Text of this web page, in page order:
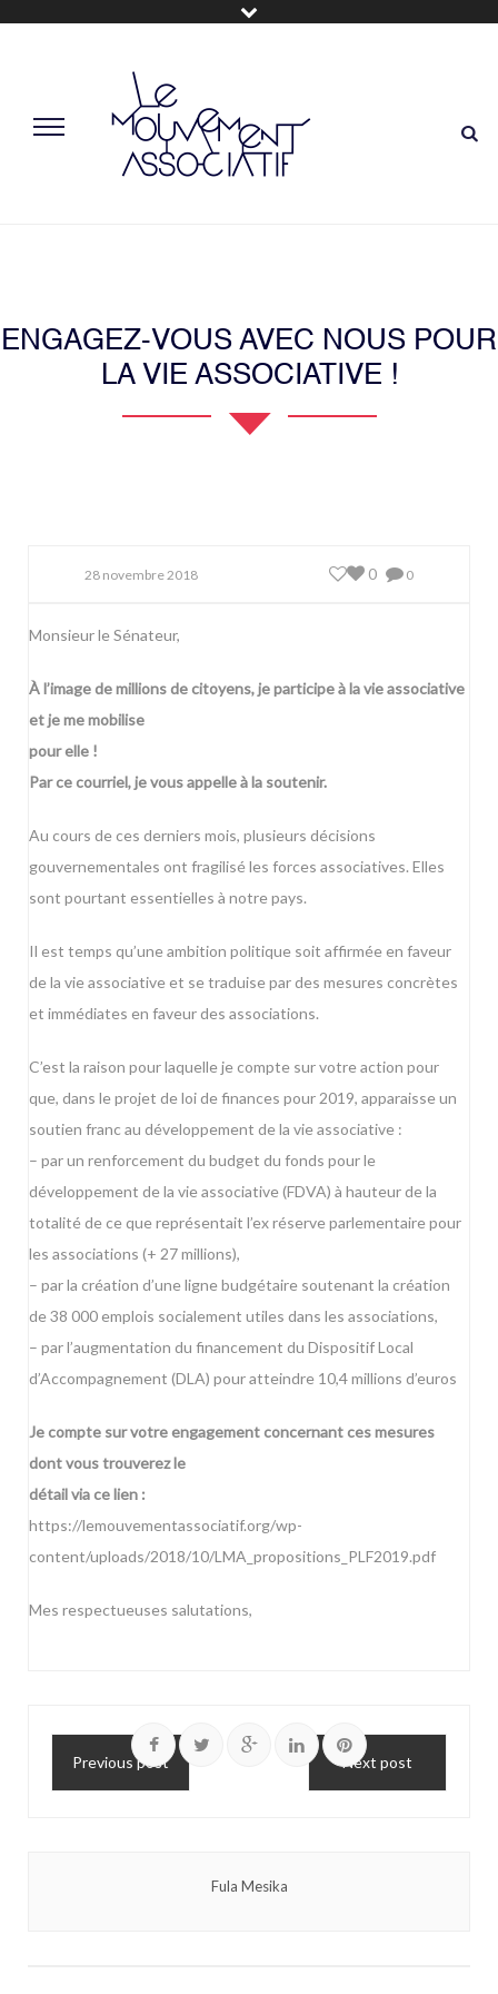
ENGAGEZ-VOUS AVEC NOUS POUR
LA VIE ASSOCIATIVE !
28 novembre 2018 0
0
Monsieur le Sénateur,
À l’image de millions de citoyens, je participe à la vie associative
et je me mobilise
pour elle !
Par ce courriel, je vous appelle à la soutenir.
Au cours de ces derniers mois, plusieurs décisions
gouvernementales ont fragilisé les forces associatives. Elles
sont pourtant essentielles à notre pays.
Il est temps qu’une ambition politique soit affirmée en faveur
de la vie associative et se traduise par des mesures concrètes
et immédiates en faveur des associations.
C’est la raison pour laquelle je compte sur votre action pour
que, dans le projet de loi de finances pour 2019, apparaisse un
soutien franc au développement de la vie associative :
– par un renforcement du budget du fonds pour le
développement de la vie associative (FDVA) à hauteur de la
totalité de ce que représentait l’ex réserve parlementaire pour
les associations (+ 27 millions),
– par la création d’une ligne budgétaire soutenant la création
de 38 000 emplois socialement utiles dans les associations,
– par l’augmentation du financement du Dispositif Local
d’Accompagnement (DLA) pour atteindre 10,4 millions d’euros
Je compte sur votre engagement concernant ces mesures
dont vous trouverez le
détail via ce lien :
https://lemouvementassociatif.org/wp-
content/uploads/2018/10/LMA_propositions_PLF2019.pdf
Mes respectueuses salutations,
Previous post Next post
Fula Mesika